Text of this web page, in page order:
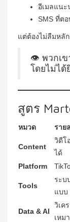
อีเมลแนะ
SMS ที่ต
แต่ต้องไม่ลืมหลัก
👁️ พวกเข
โดยไม่ได้
สูตร
หมวด ราย
Content
วิดีโ
ได้
Platform
Tools
ระบ
แบบ
Data & AI
วิเค
เหม